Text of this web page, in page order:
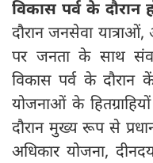
विकास पर्व के दौरान
दौरान जनसेवा
पर जनता के साथ
विकास पर्व के दौरान
योजनाओं के
दौरान मुख्य रूप से
अधिकार योजना,